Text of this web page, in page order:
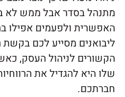
מתנהל בסדר אבל ממש לא
האפשרית ולפעמים אפילו
ליבואנים מסייע לכם
הקשורים לניהול העסק,
שלו היא להגדיל את
חברתכם.